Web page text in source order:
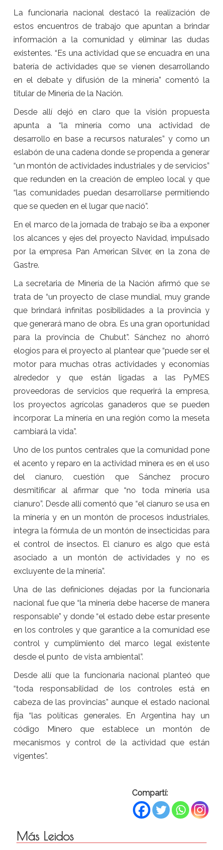
La funcionaria nacional destacó la realización de
estos encuentros de trabajo que apuntan a brindar
información a la comunidad y eliminar las dudas
existentes. “Es una actividad que se encuadra en una
batería de actividades que se vienen desarrollando
en el debate y difusión de la minería” comentó la
titular de Minería de la Nación.
Desde allí dejó en claro que la visión propuesta
apunta a “la minería como una actividad de
desarrollo en base a recursos naturales” y como un
eslabón de una cadena donde se propenda a generar
“un montón de actividades industriales y de servicios”
que redunden en la creación de empleo local y que
“las comunidades puedan desarrollarse permitiendo
que se queden en el lugar que nació”.
En el marco de la jornada de trabajo se iba a exponer
los alcances y ejes del proyecto Navidad, impulsado
por la empresa Pan American Silver, en la zona de
Gastre.
La secretaria de Minería de la Nación afirmó que se
trata de “un proyecto de clase mundial, muy grande
que brindará infinitas posibilidades a la provincia y
que generará mano de obra. Es una gran oportunidad
para la provincia de Chubut”. Sánchez no ahorró
elogios para el proyecto al plantear que “puede ser el
motor para muchas otras actividades y economías
alrededor y que están ligadas a las PyMES
proveedoras de servicios que requerirá la empresa,
los proyectos agrícolas ganaderos que se pueden
incorporar. La minería en una región como la meseta
cambiará la vida”.
Uno de los puntos centrales que la comunidad pone
el acento y reparo en la actividad minera es en el uso
del cianuro, cuestión que Sánchez procuro
desmitificar al afirmar que “no toda minería usa
cianuro”. Desde allí comentó que “el cianuro se usa en
la minería y en un montón de procesos industriales,
integra la fórmula de un montón de insecticidas para
el control de insectos. El cianuro es algo que está
asociado a un montón de actividades y no es
excluyente de la minería”.
Una de las definiciones dejadas por la funcionaria
nacional fue que “la minería debe hacerse de manera
responsable” y donde “el estado debe estar presente
en los controles y que garantice a la comunidad ese
control y cumplimiento del marco legal existente
desde el punto de vista ambiental”.
Desde allí que la funcionaria nacional planteó que
“toda responsabilidad de los controles está en
cabeza de las provincias” aunque el estado nacional
fija “las políticas generales. En Argentina hay un
código Minero que establece un montón de
mecanismos y control de la actividad que están
vigentes”.
Compartí:
Más Leidos